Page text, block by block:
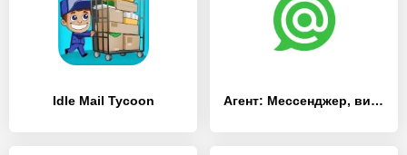
Idle Mail Tycoon Агент: Мессенджер, видеозвонки